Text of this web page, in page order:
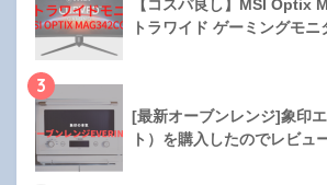
【コスパ良し】MSI Optix
トラワイド ゲーミングモ
3
[最新オーブンレンジ]象印
ト）を購入したのでレビュ